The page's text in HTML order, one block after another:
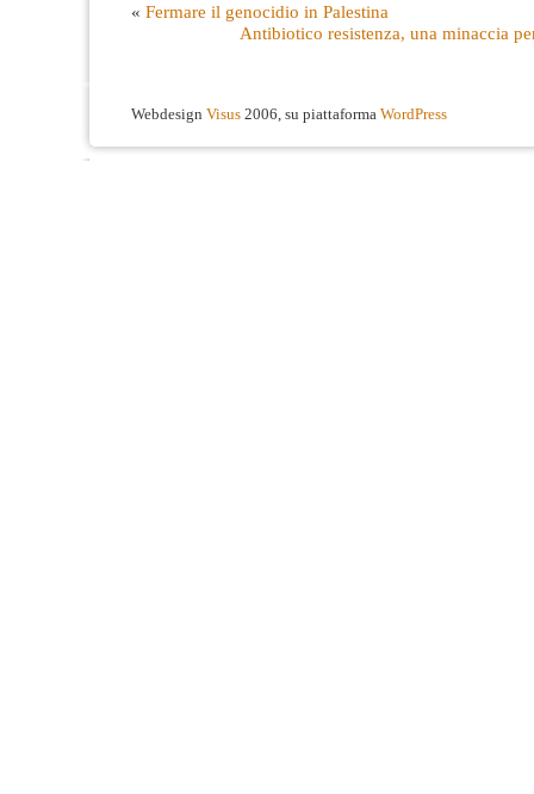
« Fermare il genocidio in Palestina
Antibiotico resistenza, una minaccia
Webdesign Visus 2006, su piattaforma WordPress